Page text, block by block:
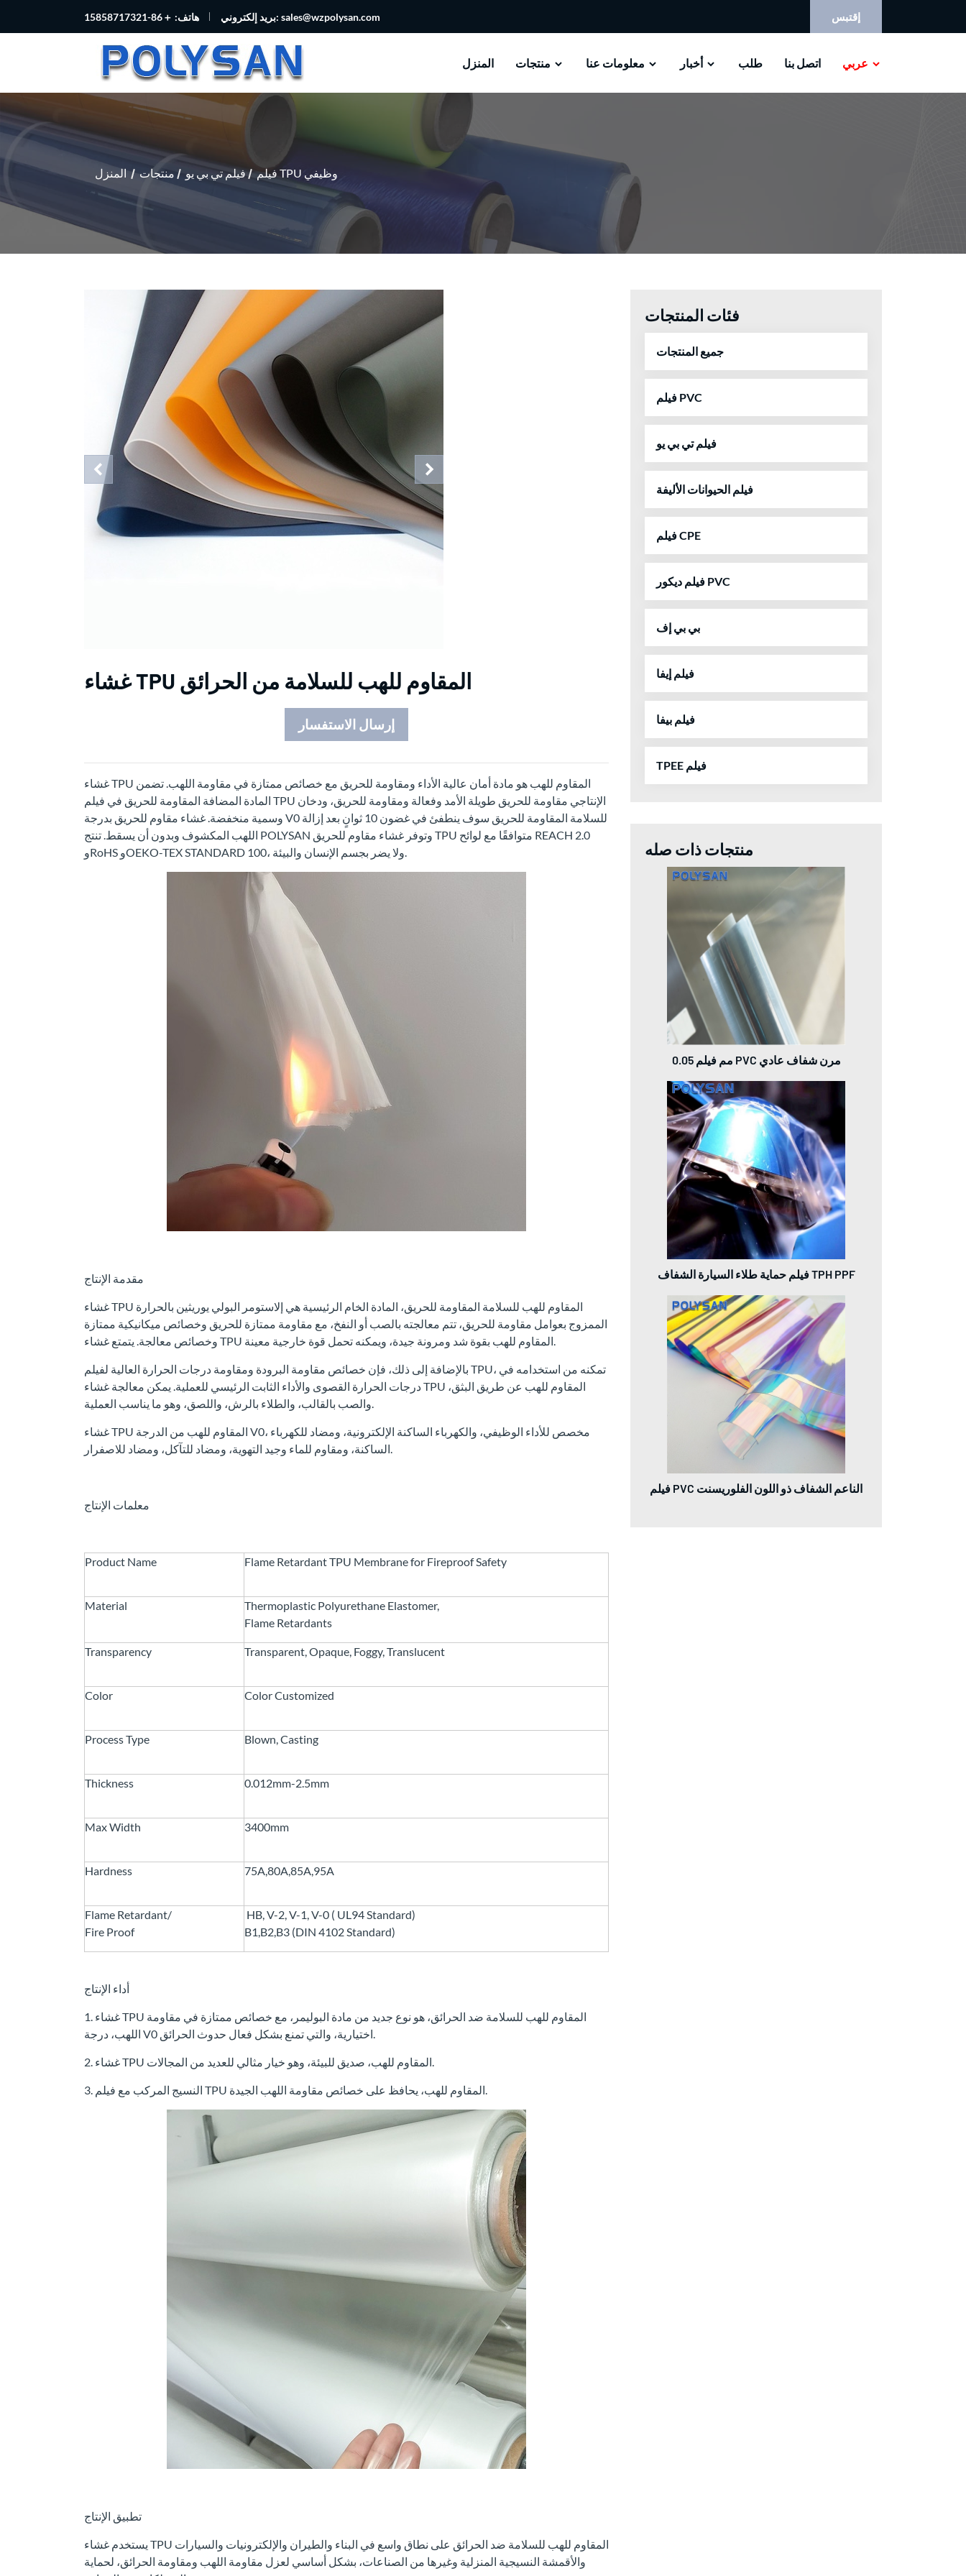
هاتف: ＋86-15858717321 بريد إلكتروني: sales@wzpolysan.com إقتبس
المنزل منتجات معلومات عنا أخبار طلب اتصل بنا عربي
المنزل منتجات فيلم تي بي يو فيلم TPU وظيفي
غشاء TPU المقاوم للهب للسلامة من الحرائق
إرسال الاستفسار
غشاء TPU المقاوم للهب هو مادة أمان عالية الأداء ومقاومة للحريق مع خصائص ممتازة في مقاومة اللهب. تضمن
المادة المضافة المقاومة للحريق في فيلم TPU الإنتاجي مقاومة للحريق طويلة الأمد وفعالة ومقاومة للحريق، ودخان
وسمية منخفضة. غشاء مقاوم للحريق بدرجة V0 للسلامة المقاومة للحريق سوف ينطفئ في غضون 10 ثوانٍ بعد إزالة
اللهب المكشوف وبدون أن يسقط. تنتج POLYSAN وتوفر غشاء مقاوم للحريق TPU متوافقًا مع لوائح REACH 2.0
وRoHS وOEKO-TEX STANDARD 100، ولا يضر بجسم الإنسان والبيئة.
مقدمة الإنتاج
غشاء TPU المقاوم للهب للسلامة المقاومة للحريق، المادة الخام الرئيسية هي إلاستومر البولي يوريثين بالحرارة
الممزوج بعوامل مقاومة للحريق، تتم معالجته بالصب أو النفخ، مع مقاومة ممتازة للحريق وخصائص ميكانيكية ممتازة
وخصائص معالجة. يتمتع غشاء TPU المقاوم للهب بقوة شد ومرونة جيدة، ويمكنه تحمل قوة خارجية معينة.
بالإضافة إلى ذلك، فإن خصائص مقاومة البرودة ومقاومة درجات الحرارة العالية لفيلم TPU، تمكنه من استخدامه في
درجات الحرارة القصوى والأداء الثابت الرئيسي للعملية. يمكن معالجة غشاء TPU المقاوم للهب عن طريق البثق،
والصب بالقالب، والطلاء بالرش، واللصق، وهو ما يناسب العملية.
غشاء TPU المقاوم للهب من الدرجة V0، مخصص للأداء الوظيفي، والكهرباء الساكنة الإلكترونية، ومضاد للكهرباء
الساكنة، ومقاوم للماء وجيد التهوية، ومضاد للتآكل، ومضاد للاصفرار.
معلمات الإنتاج
Product Name Flame Retardant TPU Membrane for Fireproof Safety
Material
Thermoplastic Polyurethane Elastomer,
Flame Retardants
Transparency Transparent, Opaque, Foggy, Translucent
Color Color Customized
Process Type Blown, Casting
Thickness 0.012mm-2.5mm
Max Width 3400mm
Hardness 75A,80A,85A,95A
Flame Retardant/
Fire Proof
HB, V-2, V-1, V-0 ( UL94 Standard)
B1,B2,B3 (DIN 4102 Standard)
أداء الإنتاج
1. غشاء TPU المقاوم للهب للسلامة ضد الحرائق، هو نوع جديد من مادة البوليمر، مع خصائص ممتازة في مقاومة
اللهب، درجة V0 اختيارية، والتي تمنع بشكل فعال حدوث الحرائق.
2. غشاء TPU المقاوم للهب، صديق للبيئة، وهو خيار مثالي للعديد من المجالات.
3. النسيج المركب مع فيلم TPU المقاوم للهب، يحافظ على خصائص مقاومة اللهب الجيدة.
تطبيق الإنتاج
يستخدم غشاء TPU المقاوم للهب للسلامة ضد الحرائق على نطاق واسع في البناء والطيران والإلكترونيات والسيارات
والأقمشة النسيجية المنزلية وغيرها من الصناعات، بشكل أساسي لعزل مقاومة اللهب ومقاومة الحرائق، لحماية
فئات المنتجات
جميع المنتجات
فيلم PVC
فيلم تي بي يو
فيلم الحيوانات الأليفة
فيلم CPE
فيلم ديكور PVC
بي بي إف
فيلم إيفا
فيلم بيفا
TPEE فيلم
منتجات ذات صله
0.05 مم فيلم PVC مرن شفاف عادي
فيلم حماية طلاء السيارة الشفاف TPH PPF
فيلم PVC الناعم الشفاف ذو اللون الفلوريسنت